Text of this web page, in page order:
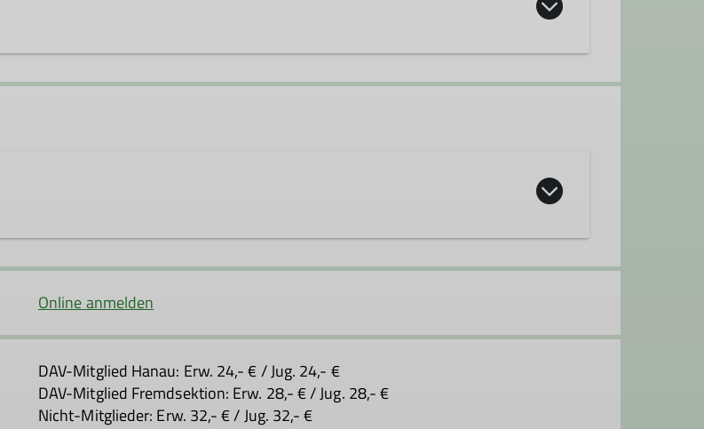
Online anmelden
DAV-Mitglied Hanau: Erw. 24,- € / Jug. 24,- €
DAV-Mitglied Fremdsektion: Erw. 28,- € / Jug. 28,- €
Nicht-Mitglieder: Erw. 32,- € / Jug. 32,- €